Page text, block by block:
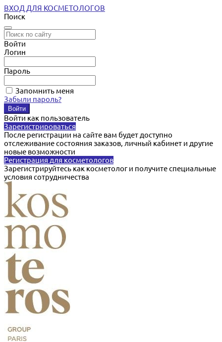
ВХОД ДЛЯ КОСМЕТОЛОГОВ
Поиск
Войти
Логин
Пароль
Запомнить меня
Забыли пароль?
Войти как пользователь
Зарегистрироваться
После регистрации на сайте вам будет доступно
отслеживание состояния заказов, личный кабинет и другие
новые возможности
Регистрация для косметологов
Зарегистрируйтесь как косметолог и получите специальные
условия сотрудничества